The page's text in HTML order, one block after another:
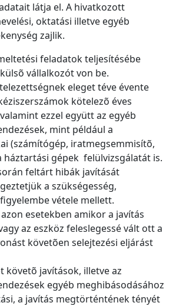
látja el. A hivatkozott
oktatási illetve egyéb
zajlik.
feladatok teljesítésébe
vállalkozót von be.
eleget téve évente
kötelezõ éves
ezzel együtt az egyéb
mint például a
(számítógép, iratmegsemmisítõ,
háztartási gépek felülvizsgálatát is.
feltárt hibák javítását
a szükségesség,
vétele mellett.
esetekben amikor a javítás
az eszköz feleslegessé vált ott a
követõen selejtezési eljárást
követõ javítások, illetve az
egyéb meghibásodásához
a javítás megtörténtének tényét